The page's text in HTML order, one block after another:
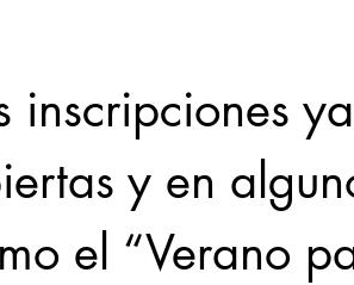
inscripciones
y en
el “Verano